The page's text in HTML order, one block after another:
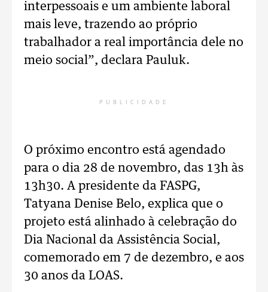
interpessoais e um ambiente laboral
mais leve, trazendo ao próprio
trabalhador a real importância dele no
meio social”, declara Pauluk.
PUBLICIDADE
O próximo encontro está agendado
para o dia 28 de novembro, das 13h às
13h30. A presidente da FASPG,
Tatyana Denise Belo, explica que o
projeto está alinhado à celebração do
Dia Nacional da Assistência Social,
comemorado em 7 de dezembro, e aos
30 anos da LOAS.